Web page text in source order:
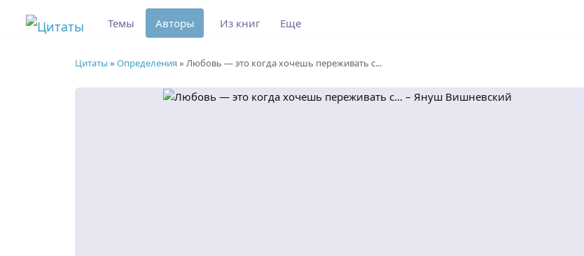
Цитаты » Определения» Любовь — это когда хочешь переживать с...
Темы Авторы Из книг Еще